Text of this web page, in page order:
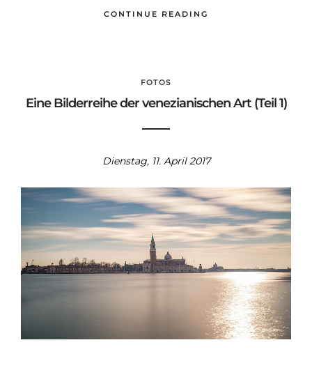
CONTINUE READING
FOTOS
Eine Bilderreihe der venezianischen Art (Teil 1)
Dienstag, 11. April 2017